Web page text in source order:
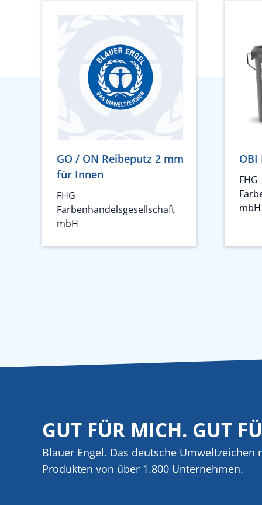
GO / ON Reibeputz 2 mm
für Innen
FHG
Farbenhandelsgesellschaft
mbH
OBI
FHG
mbH
GUT FÜR MICH. GUT
Blauer Engel. Das deutsche Umweltzeichen
Produkten von über 1.800 Unternehmen.